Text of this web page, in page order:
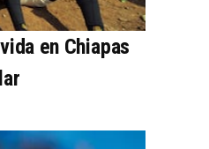
en Chiapas